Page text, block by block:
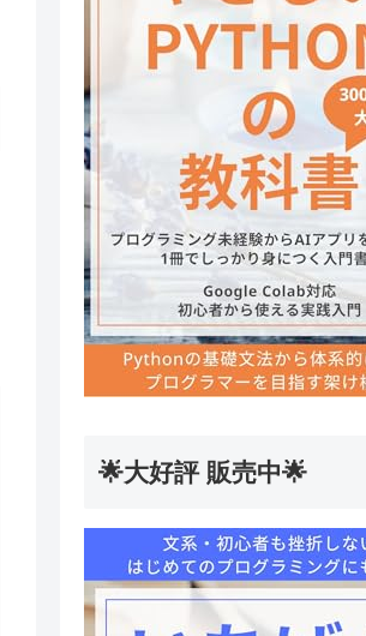
🌟大好評 販売中🌟